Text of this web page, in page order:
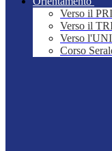
Verso il
Verso il
Verso
Corso